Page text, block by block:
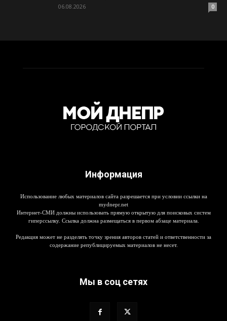
06.08.2026 0
Информация
Использование любых материалов сайта разрешается при условии ссылки на
mydnepr.net
Интернет-СМИ должны использовать прямую открытую для поисковых систем
гиперссылку. Ссылка должна размещаться в первом абзаце материала.
Редакция может не разделять точку зрения авторов статей и ответственности за
содержание републицируемых материалов не несет.
Мы в соц сетях